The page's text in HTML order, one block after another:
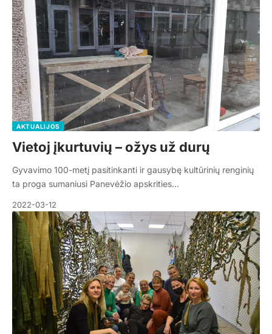
AKTUALIJOS
Vietoj įkurtuvių – ožys už durų
Gyvavimo 100-metį pasitinkanti ir gausybę kultūrinių renginių
ta proga sumaniusi Panevėžio apskrities…
2022-03-12